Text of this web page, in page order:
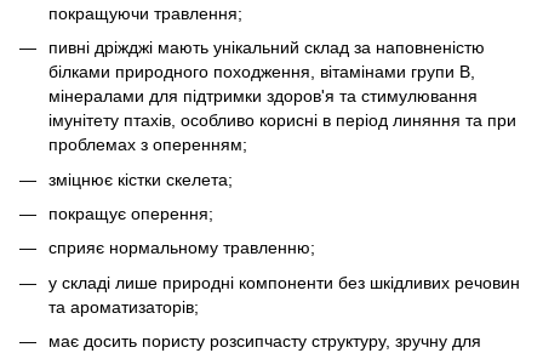
покращуючи травлення;
пивні дріжджі мають унікальний склад за наповненістю
білками природного походження, вітамінами групи В,
мінералами для підтримки здоров'я та стимулювання
імунітету птахів, особливо корисні в період линяння та при
проблемах з оперенням;
зміцнює кістки скелета;
покращує оперення;
сприяє нормальному травленню;
у складі лише природні компоненти без шкідливих речовин
та ароматизаторів;
має досить пористу розсипчасту структуру, зручну для